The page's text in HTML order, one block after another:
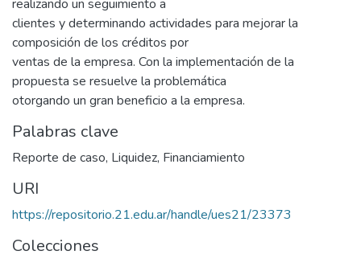
realizando un seguimiento a
clientes y determinando actividades para mejorar la
composición de los créditos por
ventas de la empresa. Con la implementación de la
propuesta se resuelve la problemática
otorgando un gran beneficio a la empresa.
Palabras clave
Reporte de caso, Liquidez, Financiamiento
URI
https://repositorio.21.edu.ar/handle/ues21/23373
Colecciones